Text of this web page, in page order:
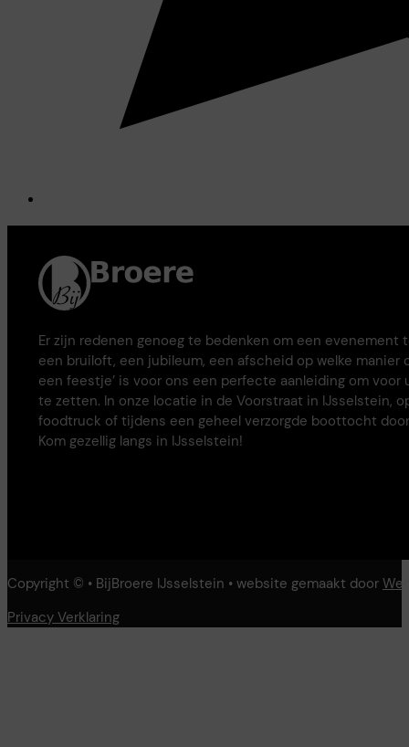
Er zijn redenen genoeg te bedenken om een evenement
een bruiloft, een jubileum, een afscheid op welke manier
een feestje’ is voor ons een perfecte aanleiding om
te zetten. In onze locatie in de Voorstraat in IJsselstein,
foodtruck of tijdens een geheel verzorgde boottocht
Kom gezellig langs in IJsselstein!
Copyright © • BijBroere IJsselstein • website gemaakt door
Privacy Verklaring